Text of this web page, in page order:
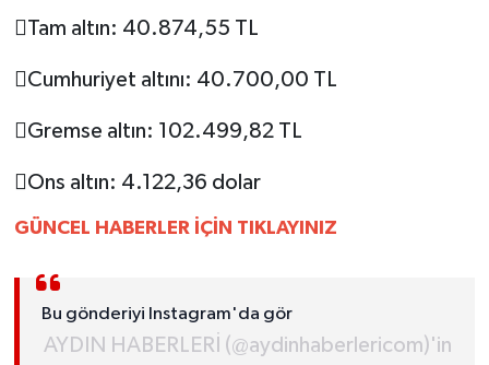
Tam altın: 40.874,55 TL
Cumhuriyet altını: 40.700,00 TL
Gremse altın: 102.499,82 TL
Ons altın: 4.122,36 dolar
GÜNCEL HABERLER İÇİN TIKLAYINIZ
Bu gönderiyi Instagram'da gör
AYDIN HABERLERİ (@aydinhaberlericom)'in
UŞAK
YURT